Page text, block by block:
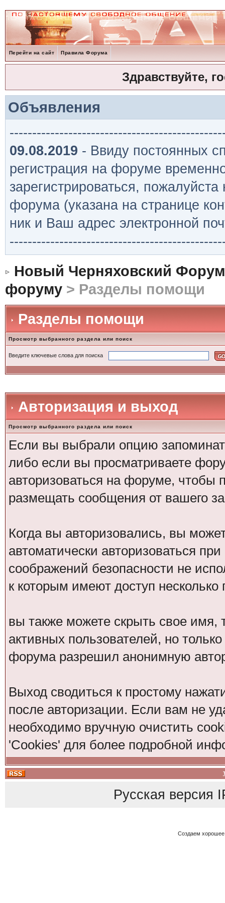
Перейти на сайт Правила Форума
Здравствуйте,
Объявления
09.08.2019 - Ввиду постоянных
регистрация на форуме
зарегистрироваться,
форума (указана на странице
ник и Ваш адрес электронной
Новый Черняховский Форум
форуму> Разделы помощи
Разделы помощи
Просмотр выбранного раздела или поиск
Введите ключевые слова для поиска
Авторизация и выход
Просмотр выбранного раздела или поиск
Если вы выбрали опцию
либо если вы просматриваете
авторизоваться на форуме,
размещать сообщения от вашего
Когда вы авторизовались, вы
автоматически авторизоваться
соображений безопасности не
к которым имеют доступ несколько
вы также можете скрыть свое имя,
активных пользователей, но
форума разрешил анонимную
Выход сводиться к простому
после авторизации. Если вам не
необходимо вручную очистить
'Cookies' для более подробной
Русская версия
Создаем